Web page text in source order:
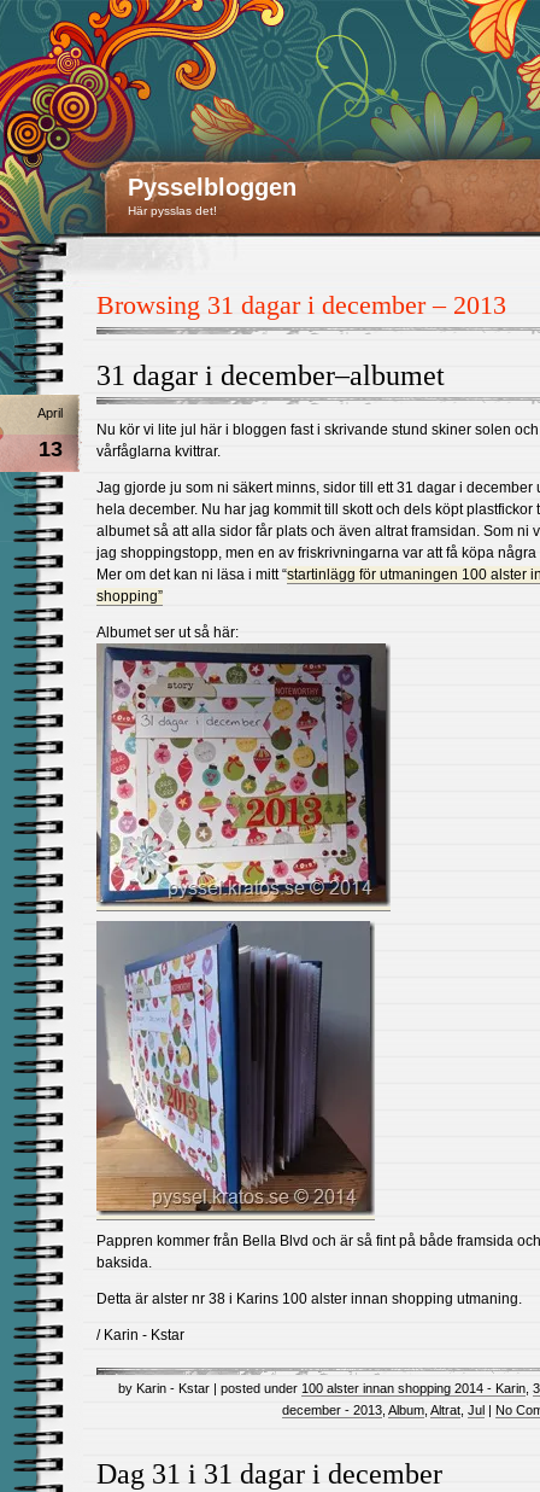
Pysselbloggen
Här pysslas det!
Browsing 31 dagar i december – 2013
31 dagar i december–albumet
April
13
Nu kör vi lite jul här i bloggen fast i skrivande stund skiner solen och
vårfåglarna kvittrar.
Jag gjorde ju som ni säkert minns, sidor till ett 31 dagar i december
hela december. Nu har jag kommit till skott och dels köpt plastfickor
albumet så att alla sidor får plats och även altrat framsidan. Som ni
jag shoppingstopp, men en av friskrivningarna var att få köpa några
Mer om det kan ni läsa i mitt “startinlägg för utmaningen 100 alster
shopping”
Albumet ser ut så här:
Pappren kommer från Bella Blvd och är så fint på både framsida och
baksida.
Detta är alster nr 38 i Karins 100 alster innan shopping utmaning.
/ Karin - Kstar
by Karin - Kstar | posted under 100 alster innan shopping 2014 - Karin
december - 2013 Album Altrat Jul | No
Dag 31 i 31 dagar i december